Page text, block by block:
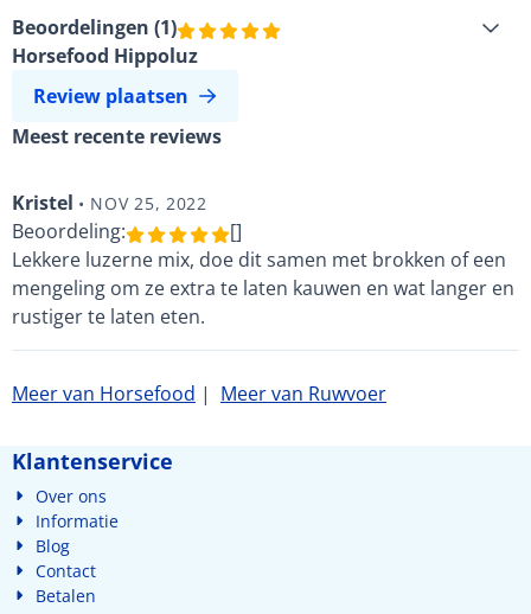
Beoordelingen (1)
Horsefood Hippoluz
Review plaatsen
Meest recente reviews
Kristel • NOV 25, 2022
Beoordeling:
[]
Lekkere luzerne mix, doe dit samen met brokken of een
mengeling om ze extra te laten kauwen en wat langer en
rustiger te laten eten.
Meer van Horsefood | Meer van Ruwvoer
Klantenservice
Over ons
Informatie
Blog
Contact
Betalen